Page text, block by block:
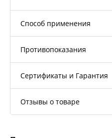
Способ применения
Противопоказания
Сертификаты и Гарантия
Отзывы о товаре